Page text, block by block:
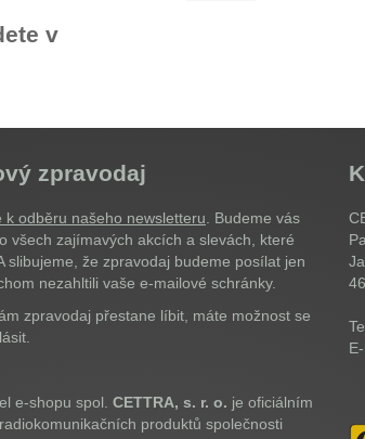
v
zpravodaj
k odběru našeho newsletteru . Budeme vás
všech zajímavých akcích a slevách, které
slibujeme, že zpravodaj budeme posílat jen
nezahltili vaše e-mailové schránky.
zpravodaj přestane líbit, máte možnost se
e-shopu spol. CETTRA, s. r. o. je oficiálním
produktů společnosti